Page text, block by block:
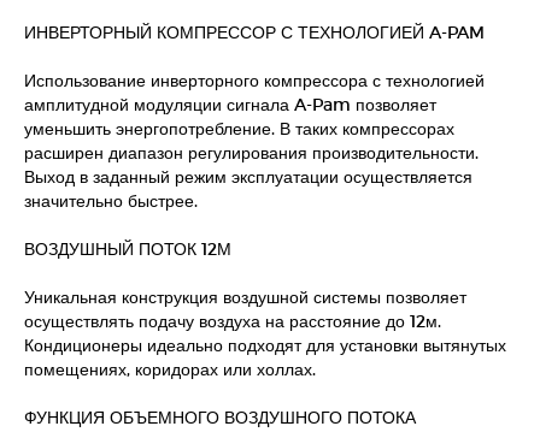
ИНВЕРТОРНЫЙ КОМПРЕССОР С ТЕХНОЛОГИЕЙ A-PAM
Использование инверторного компрессора с технологией
амплитудной модуляции сигнала A-Pam позволяет
уменьшить энергопотребление. В таких компрессорах
расширен диапазон регулирования производительности.
Выход в заданный режим эксплуатации осуществляется
значительно быстрее.
ВОЗДУШНЫЙ ПОТОК 12М
Уникальная конструкция воздушной системы позволяет
осуществлять подачу воздуха на расстояние до 12м.
Кондиционеры идеально подходят для установки вытянутых
помещениях, коридорах или холлах.
ФУНКЦИЯ ОБЪЕМНОГО ВОЗДУШНОГО ПОТОКА